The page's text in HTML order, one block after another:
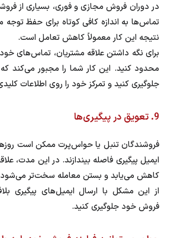
در دوران فروش مجازی و فوری، بسیاری از
تماس‌ها به اندازه کافی کوتاه برای حفظ توجه
نتیجه این کار معمولاً کاهش تعامل است.
محدود کنید. این کار شما را مجبور می‌کند
جلوگیری کنید و تمرکز خود را روی اطلاعات
9. تعویق در پیگیری‌ها
فروشندگان تنبل یا حواس‌پرت ممکن است
ایمیل پیگیری فاصله بیندازند. در این مدت،
کاهش می‌یابد و بستن معامله سخت‌تر
از این مشکل با ارسال ایمیل‌های پیگیری
فروش خود جلوگیری کنید.